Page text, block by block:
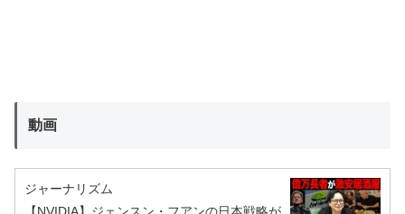
動画
ジャーナリズム
【NVIDIA】ジェンスン・フアンの日本戦略が